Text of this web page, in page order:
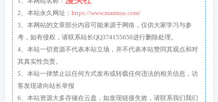
2、本站永久网址： https://www.mamtou.com/
3、本网站的文章部分内容可能来源于网络，仅供大家学习与参
考，如有侵权，请联系站长QQ374155650进行删除处理。
4、本站一切资源不代表本站立场，并不代表本站赞同其观点和对
其真实性负责。
5、本站一律禁止以任何方式发布或转载任何违法的相关信息，访
客发现请向站长举报
6、本站资源大多存储在云盘，如发现链接失效，请联系我们我们